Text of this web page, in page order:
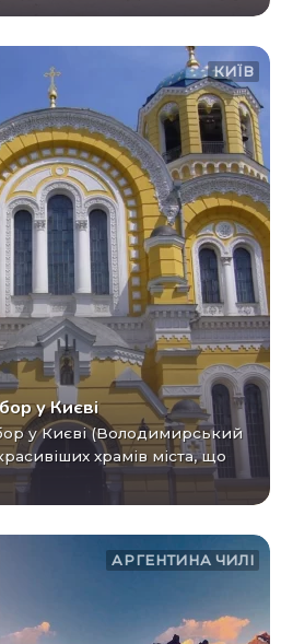
КИЇВ
у Києві
храмів міста, що
АРГЕНТИНА ЧИЛІ